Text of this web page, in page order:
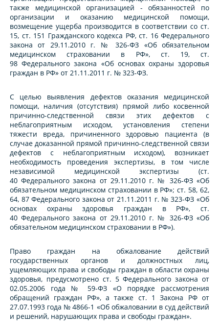
также медицинской организацией - обязанностей по
организации и оказанию медицинской помощи,
возмещение ущерба производится в соответствии со ст.
15, ст. 151 Гражданского кодекса РФ, ст. 16 Федерального
закона от 29.11.2010 г. № 326-ФЗ «Об обязательном
медицинском страховании в РФ», ст. 19, ст.
98 Федерального закона «Об основах охраны здоровья
граждан в РФ» от 21.11.2011 г. № 323-ФЗ.
С целью выявления дефектов оказания медицинской
помощи, наличия (отсутствия) прямой либо косвенной
причинно-следственной связи этих дефектов с
неблагоприятным исходом, установления степени
тяжести вреда, причиненного здоровью пациента (в
случае доказанной прямой причинно-следственной связи
дефектов с неблагоприятным исходом), возникает
необходимость проведения экспертизы, в том числе
независимой медицинской экспертизы (ст.
40 Федерального закона от 29.11.2010 г. № 326-ФЗ «Об
обязательном медицинском страховании в РФ»; ст. 58, 62,
64, 87 Федерального закона от 21.11.2011 г. № 323-ФЗ «Об
основах охраны здоровья граждан в РФ», ст.
40 Федерального закона от 29.11.2010 г. № 326-ФЗ «Об
обязательном медицинском страховании в РФ»).
Право граждан на обжалование действий
государственных органов и должностных лиц,
ущемляющих права и свободы граждан в области охраны
здоровья, предусмотрено ст. 5 Федерального закона от
02.05.2006 года № 59-ФЗ «О порядке рассмотрения
обращений граждан РФ», а также ст. 1 Закона РФ от
27.07.1993 года № 4866-1 «Об обжаловании в суд действий
и решений, нарушающих права и свободы граждан».